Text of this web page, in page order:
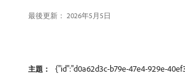
最後更新： 2026年5月5日
主題： {"id":"d0a62d3c-b79e-47e4-929e-